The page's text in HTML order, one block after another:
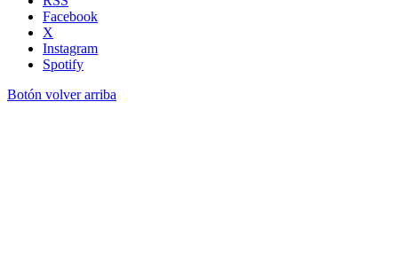
Facebook
X
Instagram
Spotify
Botón volver arriba